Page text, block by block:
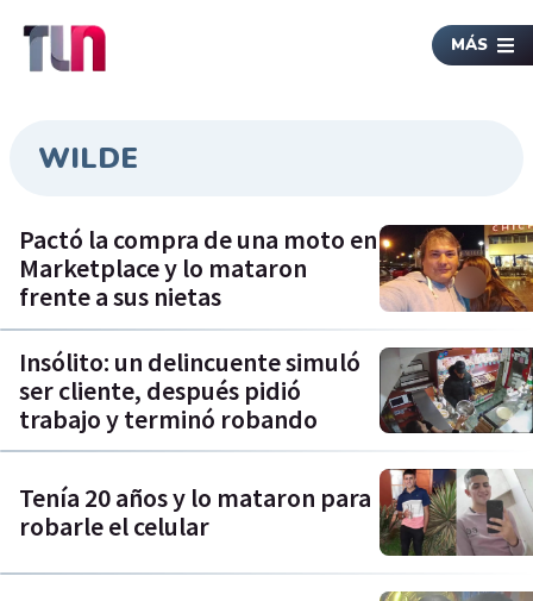
MÁS
WILDE
Pactó la compra de una moto en
Marketplace y lo mataron
frente a sus nietas
Insólito: un delincuente simuló
ser cliente, después pidió
trabajo y terminó robando
Tenía 20 años y lo mataron para
robarle el celular